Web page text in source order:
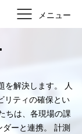
解決します。
人
リティの確保とい
ちは、各現場の課
ーと連携。
計測